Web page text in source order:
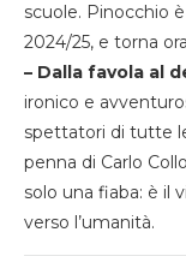
scuole. Pinocchio
2024/25, e torna
– Dalla favola al
ironico e
spettatori di tutte
penna di Carlo
solo una fiaba: è il
verso l’umanità.